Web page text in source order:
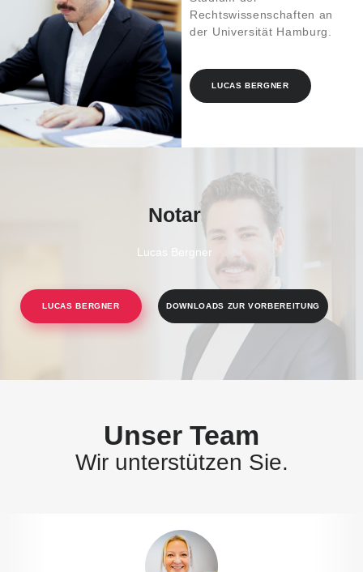
Rechtswissenschaften an
der Universität Hamburg.
LUCAS BERGNER
Notar
Lucas Bergner
LUCAS BERGNER DOWNLOADS ZUR VORBEREITUNG
Unser Team
Wir unterstützen Sie.